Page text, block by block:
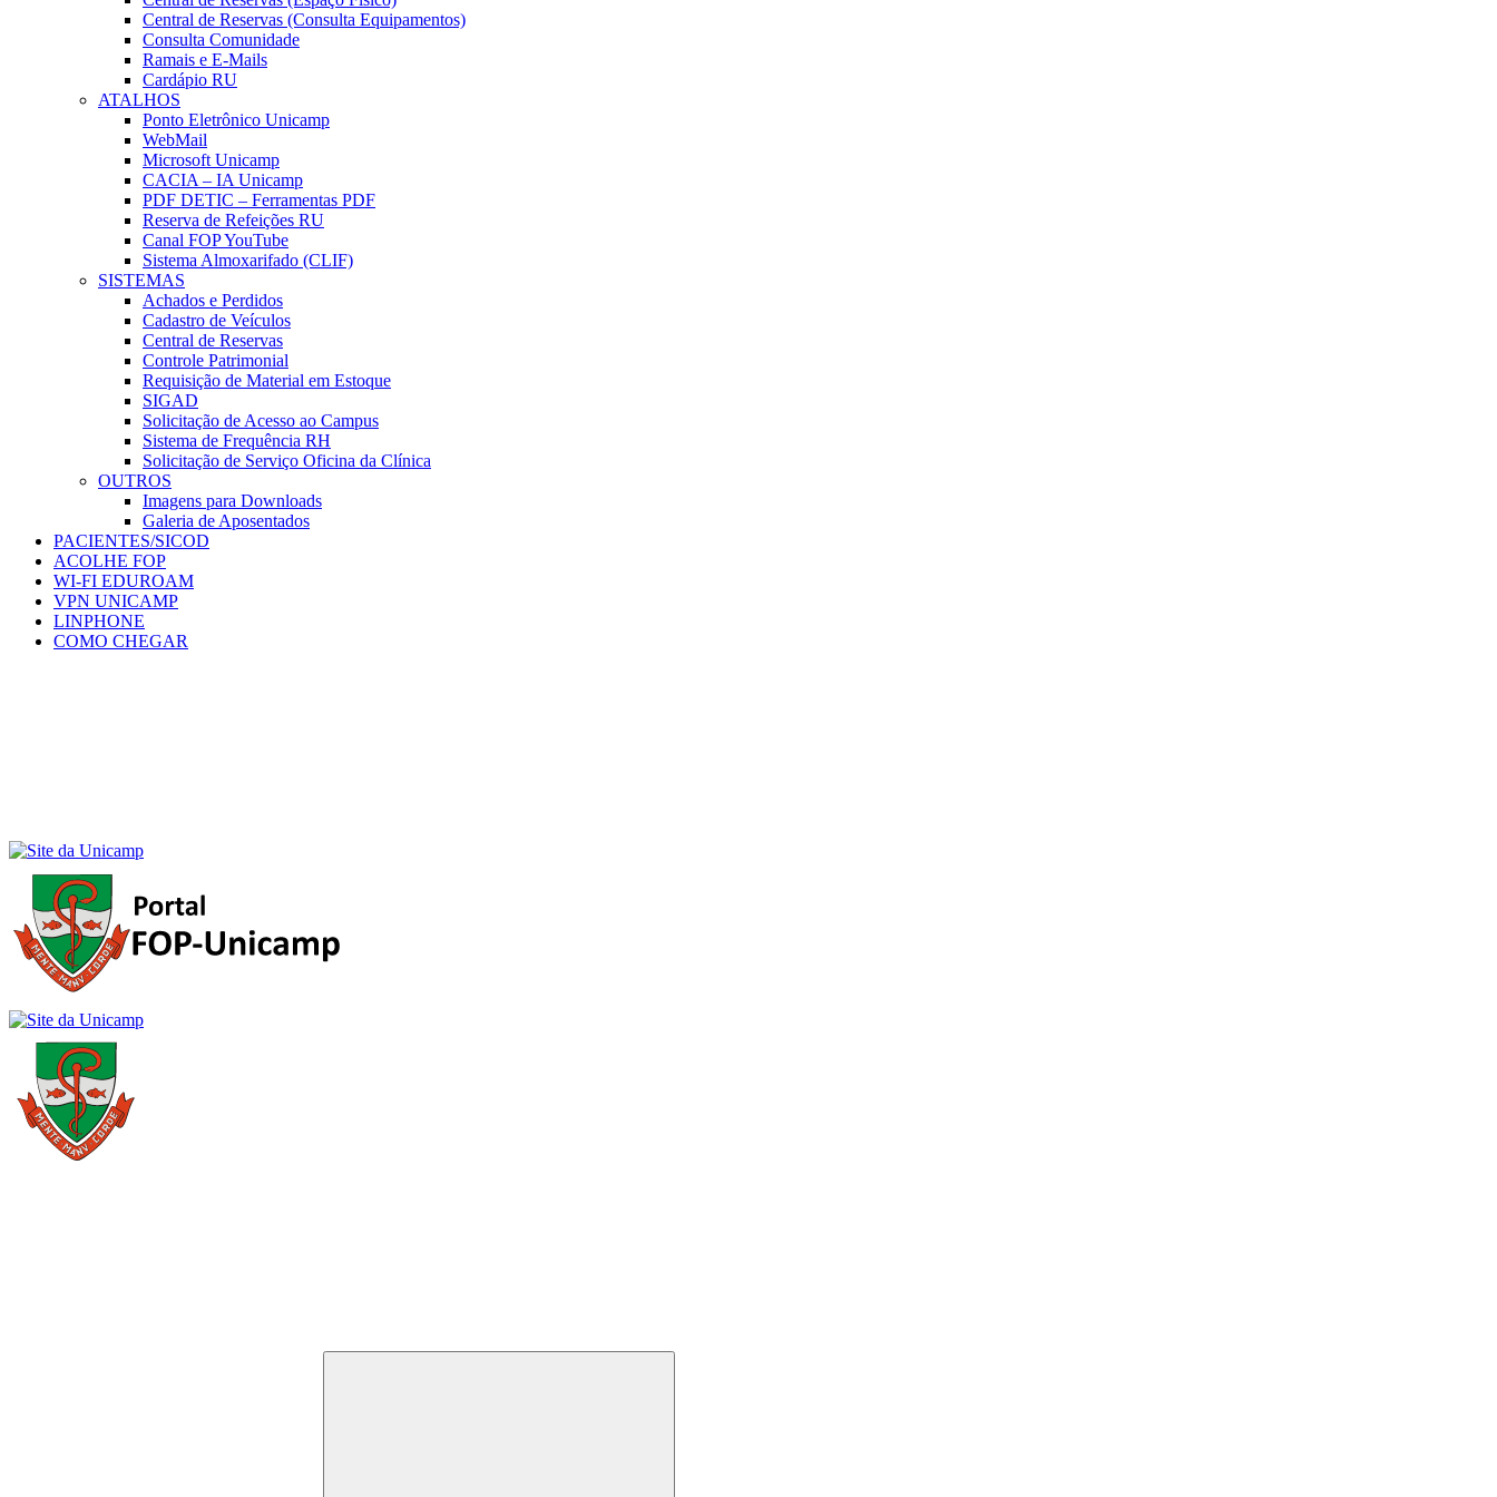
Central de Reservas (Consulta Equipamentos)
Consulta Comunidade
Ramais e E-Mails
Cardápio RU
ATALHOS
Ponto Eletrônico Unicamp
WebMail
Microsoft Unicamp
CACIA – IA Unicamp
PDF DETIC – Ferramentas PDF
Reserva de Refeições RU
Canal FOP YouTube
Sistema Almoxarifado (CLIF)
SISTEMAS
Achados e Perdidos
Cadastro de Veículos
Central de Reservas
Controle Patrimonial
Requisição de Material em Estoque
SIGAD
Solicitação de Acesso ao Campus
Sistema de Frequência RH
Solicitação de Serviço Oficina da Clínica
OUTROS
Imagens para Downloads
Galeria de Aposentados
PACIENTES/SICOD
ACOLHE FOP
WI-FI EDUROAM
VPN UNICAMP
LINPHONE
COMO CHEGAR